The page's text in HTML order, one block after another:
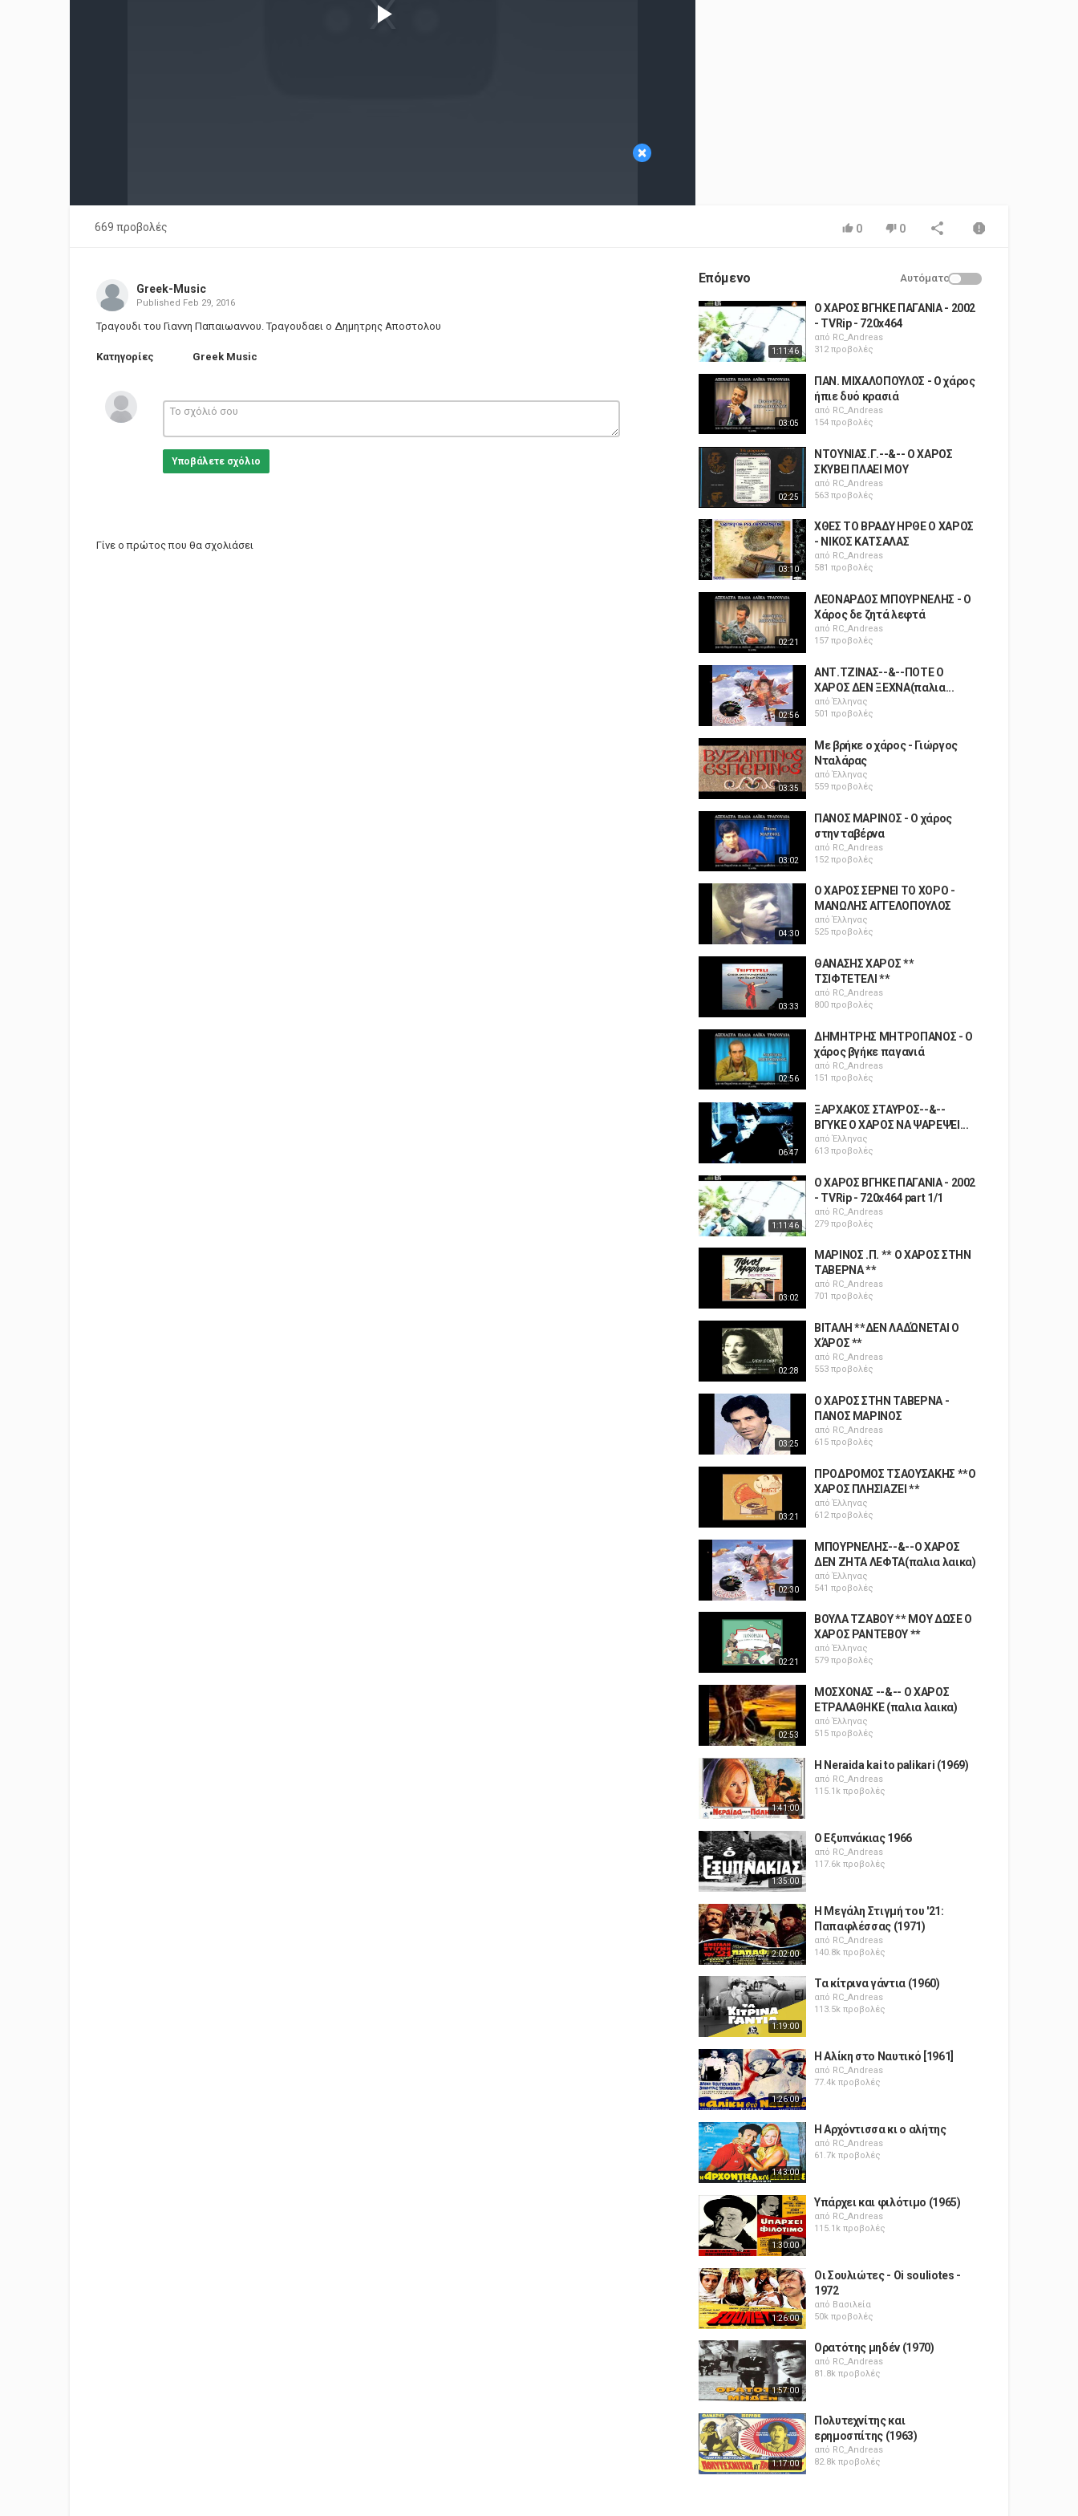
×
669 προβολές 0 0
Greek-Music
Published Feb 29, 2016
Τραγουδι του Γιαννη Παπαιωαννου. Τραγουδαει ο Δημητρης Αποστολου
Κατηγορίες Greek Music
Υποβάλετε σχόλιο
Γίνε ο πρώτος που θα σχολιάσει
Επόμενο Αυτόματο
1:11:46
Ο ΧΑΡΟΣ ΒΓΗΚΕ ΠΑΓΑΝΙΑ - 2002
- TVRip - 720x464
από RC_Andreas
312 προβολές
03:05
ΠΑΝ. ΜΙΧΑΛΟΠΟΥΛΟΣ - Ο χάρος
ήπιε δυό κρασιά
από RC_Andreas
154 προβολές
02:25
ΝΤΟΥΝΙΑΣ.Γ.--&-- Ο ΧΑΡΟΣ
ΣΚΥΒΕΙ ΠΛΑΕΙ ΜΟΥ
από RC_Andreas
563 προβολές
03:10
ΧΘΕΣ ΤΟ ΒΡΑΔΥ ΗΡΘΕ Ο ΧΑΡΟΣ
- ΝΙΚΟΣ ΚΑΤΣΑΛΑΣ
από RC_Andreas
581 προβολές
02:21
ΛΕΟΝΑΡΔΟΣ ΜΠΟΥΡΝΕΛΗΣ - Ο
Χάρος δε ζητά λεφτά
από RC_Andreas
157 προβολές
02:56
ΑΝΤ.ΤΖΙΝΑΣ--&--ΠΟΤΕ Ο
ΧΑΡΟΣ ΔΕΝ ΞΕΧΝΑ(παλια...
απόΈλληνας
501 προβολές
03:35
Με βρήκε ο χάρος - Γιώργος
Νταλάρας
απόΈλληνας
559 προβολές
03:02
ΠΑΝΟΣ ΜΑΡΙΝΟΣ - Ο χάρος
στην ταβέρνα
από RC_Andreas
152 προβολές
04:30
Ο ΧΑΡΟΣ ΣΕΡΝΕΙ ΤΟ ΧΟΡΟ -
ΜΑΝΩΛΗΣ ΑΓΓΕΛΟΠΟΥΛΟΣ
απόΈλληνας
525 προβολές
03:33
ΘΑΝΑΣΗΣ ΧΑΡΟΣ **
ΤΣΙΦΤΕΤΕΛΙ **
από RC_Andreas
800 προβολές
02:56
ΔΗΜΗΤΡΗΣ ΜΗΤΡΟΠΑΝΟΣ - Ο
χάρος βγήκε παγανιά
από RC_Andreas
151 προβολές
06:47
ΞΑΡΧΑΚΟΣ ΣΤΑΥΡΟΣ--&--
ΒΓΥΚΕ Ο ΧΑΡΟΣ ΝΑ ΨΑΡΕΨΕΙ...
απόΈλληνας
613 προβολές
1:11:46
Ο ΧΑΡΟΣ ΒΓΗΚΕ ΠΑΓΑΝΙΑ - 2002
- TVRip - 720x464 part 1/1
από RC_Andreas
279 προβολές
03:02
ΜΑΡΙΝΟΣ .Π. ** Ο ΧΑΡΟΣ ΣΤΗΝ
ΤΑΒΕΡΝΑ **
από RC_Andreas
701 προβολές
02:28
ΒΙΤΑΛΗ **ΔΕΝ ΛΑΔΏΝΕΤΑΙ Ο
ΧΆΡΟΣ **
από RC_Andreas
553 προβολές
03:25
Ο ΧΑΡΟΣ ΣΤΗΝ ΤΑΒΕΡΝΑ -
ΠΑΝΟΣ ΜΑΡΙΝΟΣ
από RC_Andreas
615 προβολές
03:21
ΠΡΟΔΡΟΜΟΣ ΤΣΑΟΥΣΑΚΗΣ **Ο
ΧΑΡΟΣ ΠΛΗΣΙΑΖΕΙ **
απόΈλληνας
612 προβολές
02:30
ΜΠΟΥΡΝΕΛΗΣ--&--Ο ΧΑΡΟΣ
ΔΕΝ ΖΗΤΑ ΛΕΦΤΑ(παλια λαικα)
απόΈλληνας
541 προβολές
02:21
ΒΟΥΛΑ ΤΖΑΒΟΥ ** ΜΟΥ ΔΩΣΕ Ο
ΧΑΡΟΣ ΡΑΝΤΕΒΟΥ **
απόΈλληνας
579 προβολές
02:53
ΜΟΣΧΟΝΑΣ --&-- Ο ΧΑΡΟΣ
ΕΤΡΑΛΑΘΗΚΕ (παλια λαικα)
απόΈλληνας
515 προβολές
1:41:00
H Neraida kai to palikari (1969)
από RC_Andreas
115.1k προβολές
1:35:00
Ο Εξυπνάκιας 1966
από RC_Andreas
117.6k προβολές
2:02:00
Η Μεγάλη Στιγμή του '21:
Παπαφλέσσας (1971)
από RC_Andreas
140.8k προβολές
1:19:00
Τα κίτρινα γάντια (1960)
από RC_Andreas
113.5k προβολές
1:26:00
Η Αλίκη στο Ναυτικό [1961]
από RC_Andreas
77.4k προβολές
1:43:00
Η Αρχόντισσα κι ο αλήτης
από RC_Andreas
61.7k προβολές
1:30:00
Υπάρχει και φιλότιμο (1965)
από RC_Andreas
115.1k προβολές
1:26:00
Οι Σουλιώτες - Oi souliotes -
1972
από Βασιλεία
50k προβολές
1:57:00
Ορατότης μηδέν (1970)
από RC_Andreas
81.8k προβολές
1:17:00
Πολυτεχνίτης και
ερημοσπίτης (1963)
από RC_Andreas
82.8k προβολές